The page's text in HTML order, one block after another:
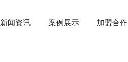
新闻资讯 案例展示 加盟合作